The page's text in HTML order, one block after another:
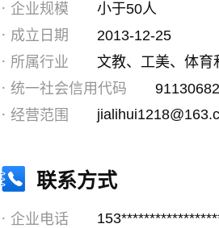
企业规模
小于50人
成立日期
2013-12-25
所属行业
文教、工美、体育
统一社会信用代码
经营范围
联系方式
企业电话